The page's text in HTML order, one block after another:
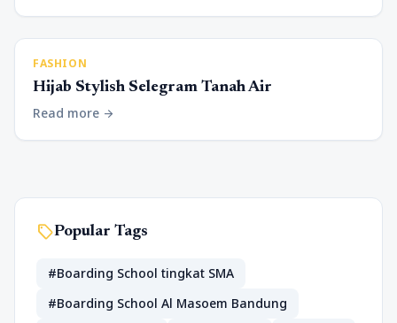
FASHION
Hijab Stylish Selegram Tanah Air
Read more arrow_forward
sellPopular Tags
#Boarding School tingkat SMA
#Boarding School Al Masoem Bandung